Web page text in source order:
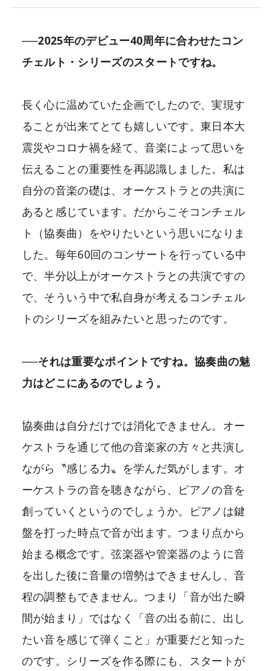
──2025年のデビュー40周年に合わせたコン
チェルト・シリーズのスタートですね。
長く心に温めていた企画でしたので、実現す
ることが出来てとても嬉しいです。東日本大
震災やコロナ禍を経て、音楽によって思いを
伝えることの重要性を再認識しました。私は
自分の音楽の礎は、オーケストラとの共演に
あると感じています。だからこそコンチェル
ト（協奏曲）をやりたいという思いになりま
した。毎年60回のコンサートを行っている中
で、半分以上がオーケストラとの共演ですの
で、そういう中で私自身が考えるコンチェル
トのシリーズを組みたいと思ったのです。
──それは重要なポイントですね。協奏曲の魅
力はどこにあるのでしょう。
協奏曲は自分だけでは消化できません。オー
ケストラを通じて他の音楽家の方々と共演し
ながら〝感じる力〟を学んだ気がします。オ
ーケストラの音を聴きながら、ピアノの音を
創っていくというのでしょうか。ピアノは鍵
盤を打った時点で音が出ます。つまり点から
始まる概念です。弦楽器や管楽器のように音
を出した後に音量の増勢はできませんし、音
程の調整もできません。つまり「音が出た瞬
間が始まり」ではなく「音の出る前に、出し
たい音を感じて弾くこと」が重要だと知った
のです。シリーズを作る際にも、スタートが